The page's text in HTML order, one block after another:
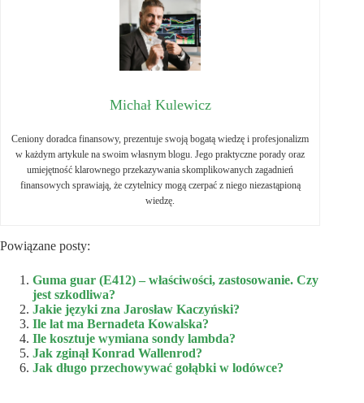
Michał Kulewicz
Ceniony doradca finansowy, prezentuje swoją bogatą wiedzę i profesjonalizm
w każdym artykule na swoim własnym blogu. Jego praktyczne porady oraz
umiejętność klarownego przekazywania skomplikowanych zagadnień
finansowych sprawiają, że czytelnicy mogą czerpać z niego niezastąpioną
wiedzę.
Powiązane posty:
Guma guar (E412) – właściwości, zastosowanie. Czy
jest szkodliwa?
Jakie języki zna Jarosław Kaczyński?
Ile lat ma Bernadeta Kowalska?
Ile kosztuje wymiana sondy lambda?
Jak zginął Konrad Wallenrod?
Jak długo przechowywać gołąbki w lodówce?